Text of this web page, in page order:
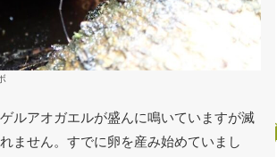
ルアオガエルが盛んに鳴いていますが滅
ません。すでに卵を産み始めていまし